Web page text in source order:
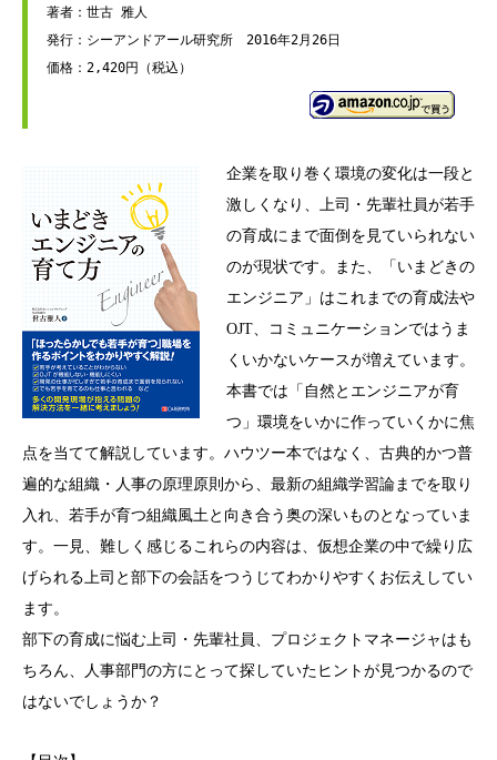
著者：世古 雅人
発行：シーアンドアール研究所　2016年2月26日
企業を取り巻く環境の変化は一段と
激しくなり、上司・先輩社員が若手
の育成に まで面倒を見ていられない
のが現状です。また、「いまどきの
エンジニア」はこれまでの育成法や
OJT、コミュニケーションではうま
くいかないケースが増えています。
本書では「自然とエンジニアが育
つ」環境をいかに作っていくかに焦
点を当てて解説しています。ハウツー本ではなく、古典的かつ普
遍的な組織・人事の原理原則から、最新の組織学習論までを取り
入れ、若手が育つ組織風土と向き合う奥の深いものとなっていま
す。一見、難しく感じるこれらの内容は、仮想企業の中で繰り広
げられる上司と部下の会話をつうじてわかりやすくお伝えしてい
ます。
部下の育成に悩む上司・先輩社員、プロジェクトマネージャはも
ちろん、人事部門の方にとって探していたヒントが見つかるので
はないでしょうか？